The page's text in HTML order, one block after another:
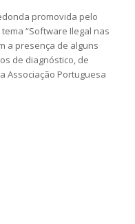
promovida pelo
“Software Ilegal nas
a presença de alguns
de diagnóstico, de
Associação Portuguesa